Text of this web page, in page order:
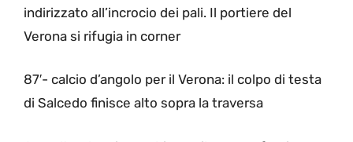
indirizzato all’incrocio dei pali. Il portiere del
Verona si rifugia in corner
87′- calcio d’angolo per il Verona: il colpo di testa
di Salcedo finisce alto sopra la traversa